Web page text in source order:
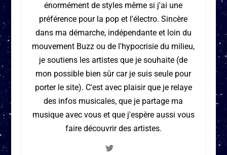
énormément de styles même si j'ai une
préférence pour la pop et l'électro. Sincère
dans ma démarche, indépendante et loin du
mouvement Buzz ou de l'hypocrisie du milieu,
je soutiens les artistes que je souhaite (de
mon possible bien sûr car je suis seule pour
porter le site). C'est avec plaisir que je relaye
des infos musicales, que je partage ma
musique avec vous et que j'espère aussi vous
faire découvrir des artistes.